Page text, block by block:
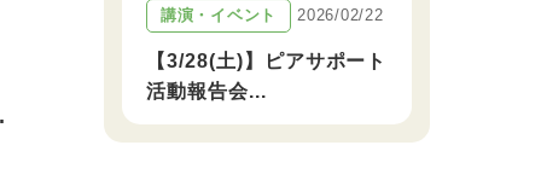
講演・イベント 2026/02/22
【3/28(土)】ピアサポート
活動報告会...